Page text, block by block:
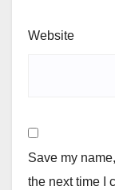
Website
Save my
the next time I